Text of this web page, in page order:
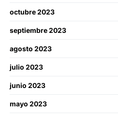
octubre 2023
septiembre 2023
agosto 2023
julio 2023
junio 2023
mayo 2023